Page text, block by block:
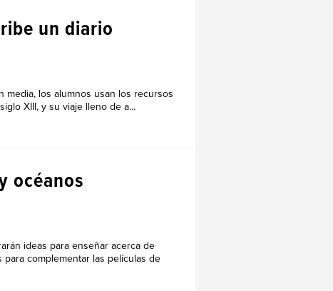
un diario
media, los alumnos usan los recursos
XIII, y su viaje lleno de a...
océanos
ideas para enseñar acerca de
complementar las películas de